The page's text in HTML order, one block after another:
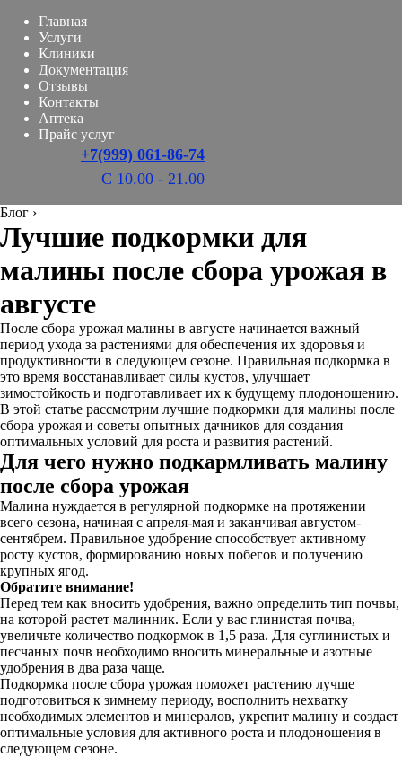
Главная
Услуги
Клиники
Документация
Отзывы
Контакты
Аптека
Прайс услуг
+7(999) 061-86-74
С 10.00 - 21.00
Блог ›
Лучшие подкормки для
малины после сбора урожая в
августе
После сбора урожая малины в августе начинается важный
период ухода за растениями для обеспечения их здоровья и
продуктивности в следующем сезоне. Правильная подкормка в
это время восстанавливает силы кустов, улучшает
зимостойкость и подготавливает их к будущему плодоношению.
В этой статье рассмотрим лучшие подкормки для малины после
сбора урожая и советы опытных дачников для создания
оптимальных условий для роста и развития растений.
Для чего нужно подкармливать малину
после сбора урожая
Малина нуждается в регулярной подкормке на протяжении
всего сезона, начиная с апреля-мая и заканчивая августом-
сентябрем. Правильное удобрение способствует активному
росту кустов, формированию новых побегов и получению
крупных ягод.
Обратите внимание!
Перед тем как вносить удобрения, важно определить тип почвы,
на которой растет малинник. Если у вас глинистая почва,
увеличьте количество подкормок в 1,5 раза. Для суглинистых и
песчаных почв необходимо вносить минеральные и азотные
удобрения в два раза чаще.
Подкормка после сбора урожая поможет растению лучше
подготовиться к зимнему периоду, восполнить нехватку
необходимых элементов и минералов, укрепит малину и создаст
оптимальные условия для активного роста и плодоношения в
следующем сезоне.